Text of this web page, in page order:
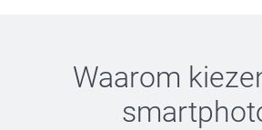
Waarom